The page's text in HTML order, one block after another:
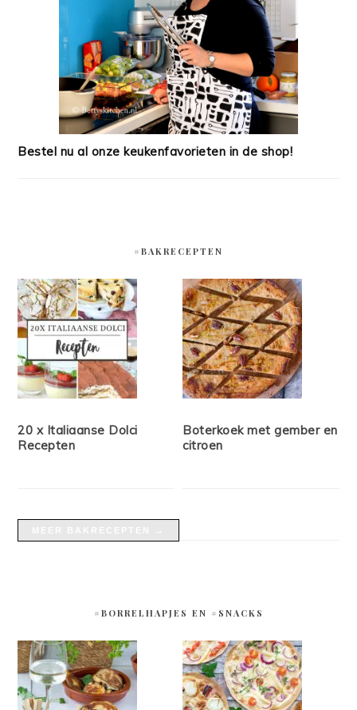
Bestel nu al onze keukenfavorieten in de shop!
#BAKRECEPTEN
20 x Italiaanse Dolci
Recepten
Boterkoek met gember en
citroen
#BORRELHAPJES EN #SNACKS